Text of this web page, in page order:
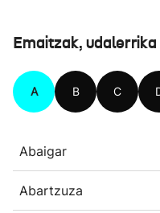
Emaitzak,
A B C
Abaigar
Abartzuza